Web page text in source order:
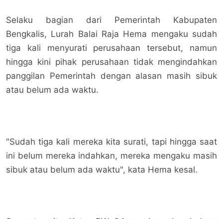
Selaku bagian dari Pemerintah Kabupaten
Bengkalis, Lurah Balai Raja Hema mengaku sudah
tiga kali menyurati perusahaan tersebut, namun
hingga kini pihak perusahaan tidak mengindahkan
panggilan Pemerintah dengan alasan masih sibuk
atau belum ada waktu.
"Sudah tiga kali mereka kita surati, tapi hingga saat
ini belum mereka indahkan, mereka mengaku masih
sibuk atau belum ada waktu", kata Hema kesal.